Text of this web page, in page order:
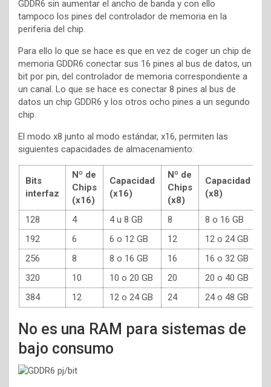
GDDR6 sin aumentar el ancho de banda y con ello
tampoco los pines del controlador de memoria en la
periferia del chip.
Para ello lo que se hace es que en vez de coger un chip de
memoria GDDR6 conectar sus 16 pines al bus de datos, un
bit por pin, del controlador de memoria correspondiente a
un canal. Lo que se hace es conectar 8 pines al bus de
datos un chip GDDR6 y los otros ocho pines a un segundo
chip.
El modo x8 junto al modo estándar, x16, permiten las
siguientes capacidades de almacenamiento:
Bits
interfaz
Nº de
Chips
(x16)
Capacidad
(x16)
Nº de
Chips
(x8)
Capacidad
(x8)
128 4 4 u 8 GB 8
8 o 16 GB
192
6 6 o 12 GB 12
12 o 24 GB
256
8 8 o 16 GB 16
16 o 32 GB
320
10 10 o 20 GB 20
20 o 40 GB
384
12 12 o 24 GB 24 24 o 48 GB
No es una RAM para sistemas de
bajo consumo